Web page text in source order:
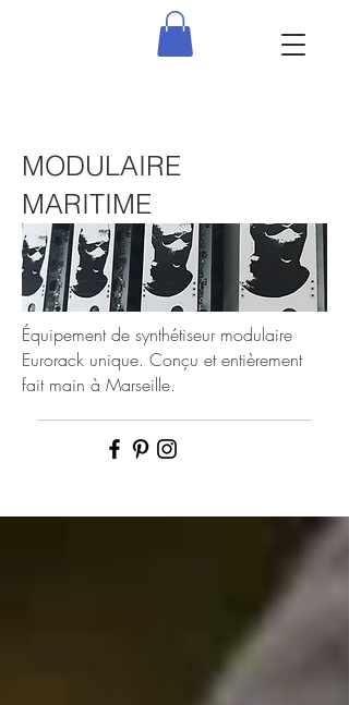
MODULAIRE
MARITIME
Équipement de synthétiseur modulaire
Eurorack unique. Conçu et entièrement
fait main à Marseille.